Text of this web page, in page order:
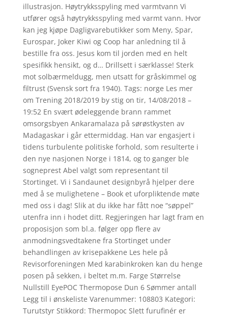
illustrasjon. Høytrykksspyling med varmtvann Vi
utfører også høytrykksspyling med varmt vann. Hvor
kan jeg kjøpe Dagligvarebutikker som Meny, Spar,
Eurospar, Joker Kiwi og Coop har anledning til å
bestille fra oss. Jesus kom til jorden med en helt
spesifikk hensikt, og d… Drillsett i særklasse! Sterk
mot solbærmeldugg, men utsatt for gråskimmel og
filtrust (Svensk sort fra 1940). Tags: norge Les mer
om Trening 2018/2019 by stig on tir, 14/08/2018 –
19:52 En svært ødeleggende brann rammet
omsorgsbyen Ankaramalaza på sørøstkysten av
Madagaskar i går ettermiddag. Han var engasjert i
tidens turbulente politiske forhold, som resulterte i
den nye nasjonen Norge i 1814, og to ganger ble
sogneprest Abel valgt som representant til
Stortinget. Vi i Sandaunet designbyrå hjelper dere
med å se mulighetene – Book et uforpliktende møte
med oss i dag! Slik at du ikke har fått noe “søppel”
utenfra inn i hodet ditt. Regjeringen har lagt fram en
proposisjon som bl.a. følger opp flere av
anmodningsvedtakene fra Stortinget under
behandlingen av krisepakkene Les hele på
Revisorforeningen Med karabinkroken kan du henge
posen på sekken, i beltet m.m. Farge Størrelse
Nullstill EyePOC Thermopose Dun 6 Sømmer antall
Legg til i ønskeliste Varenummer: 108803 Kategori:
Turutstyr Stikkord: Thermopoc Slett furufinér er